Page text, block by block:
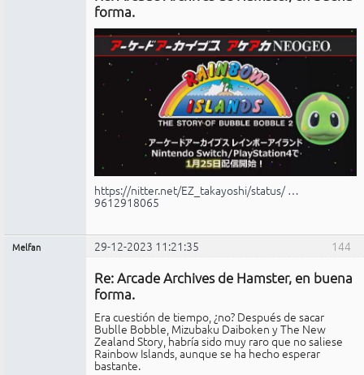
forma.
https://nitter.net/EZ_takayoshi/status/ …
9612918065
144
Melfan 29-12-2023 11:21:35
Re: Arcade Archives de Hamster, en buena
forma.
Era cuestión de tiempo, ¿no? Después de sacar
Bublle Bobble, Mizubaku Daiboken y The New
Zealand Story, habría sido muy raro que no saliese
Rainbow Islands, aunque se ha hecho esperar
bastante.